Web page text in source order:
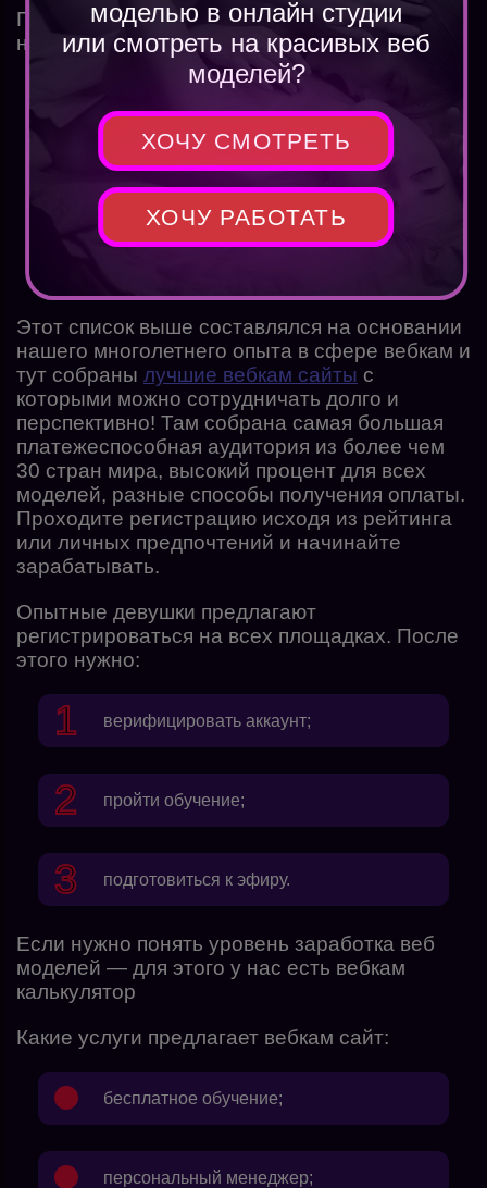
Первое, что нужно сделать, создать профиль
на одном из ресурсов:
Camwork;
Этот список выше составлялся на основании
нашего многолетнего опыта в сфере вебкам и
тут собраны лучшие вебкам сайты с
которыми можно сотрудничать долго и
перспективно! Там собрана самая большая
платежеспособная аудитория из более чем
30 стран мира, высокий процент для всех
моделей, разные способы получения оплаты.
Проходите регистрацию исходя из рейтинга
или личных предпочтений и начинайте
зарабатывать.
Опытные девушки предлагают
регистрироваться на всех площадках. После
этого нужно:
верифицировать аккаунт;
пройти обучение;
подготовиться к эфиру.
Если нужно понять уровень заработка веб
моделей — для этого у нас есть вебкам
калькулятор
Какие услуги предлагает вебкам сайт:
бесплатное обучение;
персональный менеджер;
моделью в онлайн студии
или смотреть на красивых веб
моделей?
ХОЧУ СМОТРЕТЬ
ХОЧУ РАБОТАТЬ